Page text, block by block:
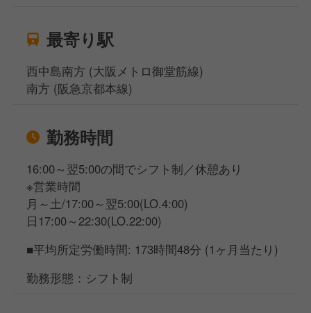
最寄り駅
西中島南方 (大阪メトロ御堂筋線)
南方 (阪急京都本線)
勤務時間
16:00～翌5:00の間でシフト制／休憩あり
※営業時間
月～土/17:00～翌5:00(LO.4:00)
日17:00～22:30(LO.22:00)
■平均所定労働時間: 173時間48分 (1ヶ月当たり)
勤務形態：シフト制